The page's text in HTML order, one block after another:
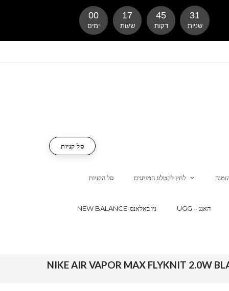
סל הקניות לחץ לקטלוג המותגים
NEW BALANCE-ניו באלאנס UGG – האגג
סל קניות
00
ימים
17
שעות
45
דקות
30
שניות